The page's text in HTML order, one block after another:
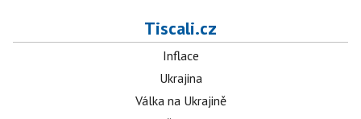
Tiscali.cz
Inflace
Ukrajina
Válka na Ukrajině